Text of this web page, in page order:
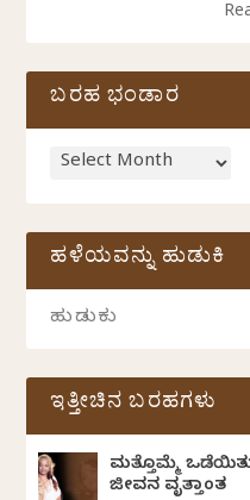
ಬರಹ ಭಂಡಾರ
ಹಳೆಯವನ್ನು ಹುಡುಕಿ
ಇತ್ತೀಚಿನ ಬರಹಗಳು
ಮತ್ತೊಮ್ಮೆ
ಜೀವನ ವೃತ್ತಾಂತ